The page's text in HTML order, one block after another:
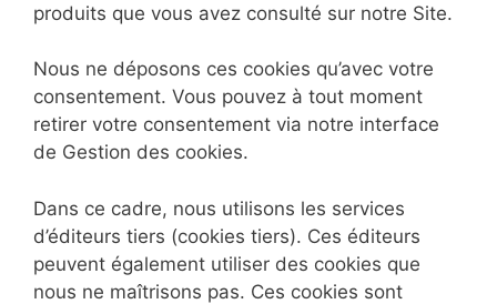
produits que vous avez consulté sur notre Site.
Nous ne déposons ces cookies qu’avec votre
consentement. Vous pouvez à tout moment
retirer votre consentement via notre interface
de Gestion des cookies.
Dans ce cadre, nous utilisons les services
d’éditeurs tiers (cookies tiers). Ces éditeurs
peuvent également utiliser des cookies que
nous ne maîtrisons pas. Ces cookies sont